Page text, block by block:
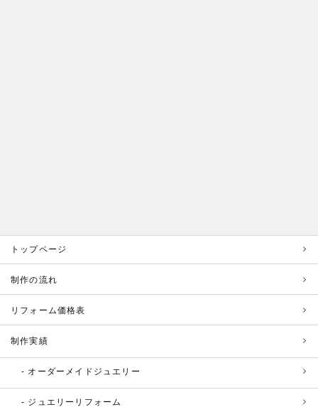
トップページ
制作の流れ
リフォーム価格表
制作実績
オーダーメイドジュエリー
ジュエリーリフォーム